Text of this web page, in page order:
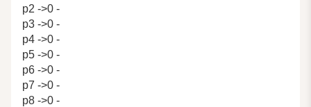
p2 ->0 -
p3 ->0 -
p4 ->0 -
p5 ->0 -
p6 ->0 -
p7 ->0 -
p8 ->0 -